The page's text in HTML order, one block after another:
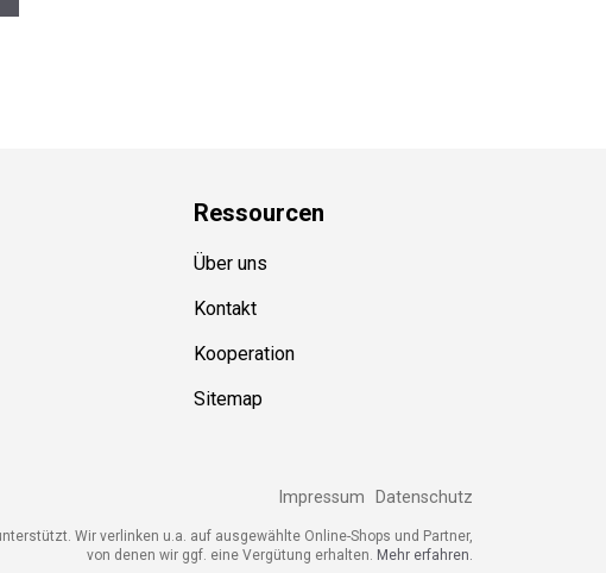
Ressourcen
Über uns
Kontakt
Kooperation
Sitemap
Impressum Datenschutz
von denen wir ggf. eine Vergütung erhalten.Mehr erfahren.